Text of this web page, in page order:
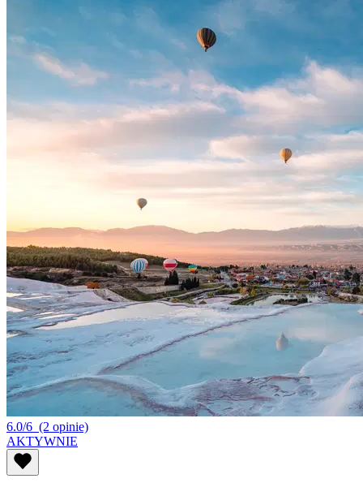
6.0/6 (2 opinie)
AKTYWNIE